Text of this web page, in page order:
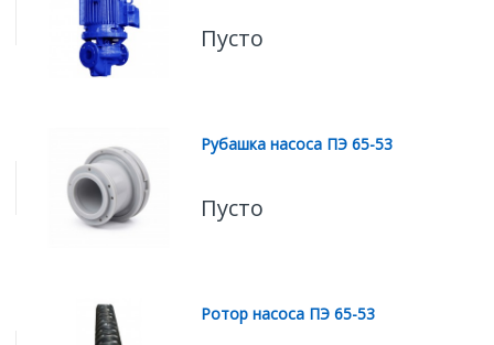
Пусто
Рубашка насоса ПЭ 65-53
Пусто
Ротор насоса ПЭ 65-53